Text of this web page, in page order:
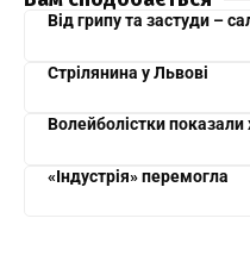
Від грипу та застуди –
Стрілянина у Львові
Волейболістки показали
«Індустрія» перемогла